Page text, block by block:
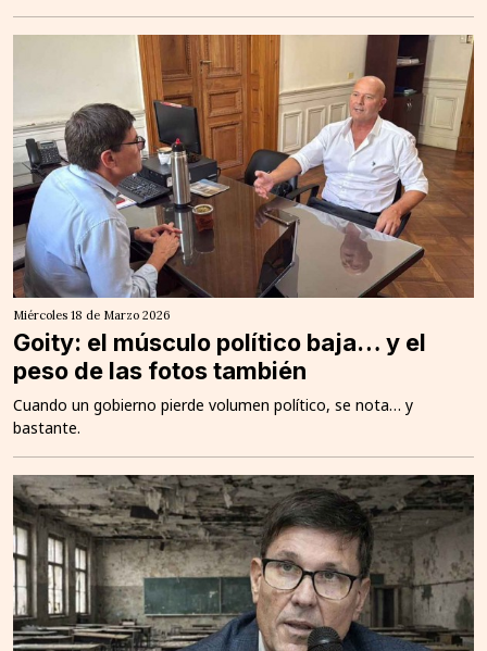
Miércoles 18 de Marzo 2026
Goity: el músculo político baja… y el
peso de las fotos también
Cuando un gobierno pierde volumen político, se nota… y
bastante.